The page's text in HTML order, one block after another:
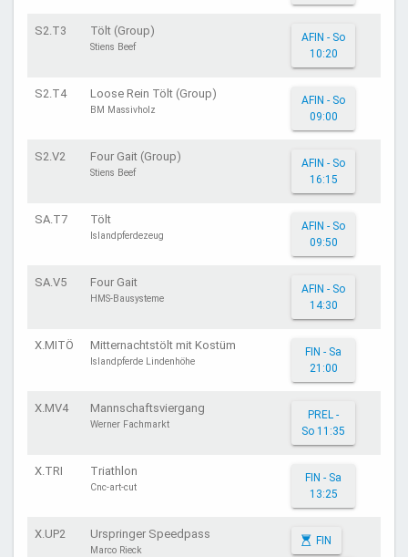
S2.T3 Tölt (Group)
Stiens Beef
AFIN - So
10:20
S2.T4 Loose Rein Tölt (Group)
BM Massivholz
AFIN - So
09:00
S2.V2 Four Gait (Group)
Stiens Beef
AFIN - So
16:15
SA.T7 Tölt
Islandpferdezeug
AFIN - So
09:50
SA.V5 Four Gait
HMS-Bausysteme
AFIN - So
14:30
X.MITÖ Mitternachtstölt mit Kostüm
Islandpferde Lindenhöhe
FIN - Sa
21:00
X.MV4 Mannschaftsviergang
Werner Fachmarkt
PREL -
So 11:35
X.TRI Triathlon
Cnc-art-cut
FIN - Sa
13:25
X.UP2 Urspringer Speedpass
Marco Rieck
FIN